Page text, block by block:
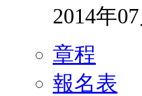
2014年
章程
報名表